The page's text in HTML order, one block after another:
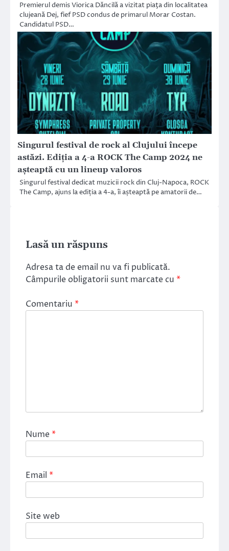
Premierul demis Viorica Dăncilă a vizitat piaţa din localitatea
clujeană Dej, fief PSD condus de primarul Morar Costan.
Candidatul PSD…
Singurul festival de rock al Clujului începe
astăzi. Ediția a 4-a ROCK The Camp 2024 ne
așteaptă cu un lineup valoros
Singurul festival dedicat muzicii rock din Cluj-Napoca, ROCK
The Camp, ajuns la ediția a 4-a, îi așteaptă pe amatorii de…
Lasă un răspuns
Adresa ta de email nu va fi publicată.
Câmpurile obligatorii sunt marcate cu *
Comentariu *
Nume*
Email *
Site web